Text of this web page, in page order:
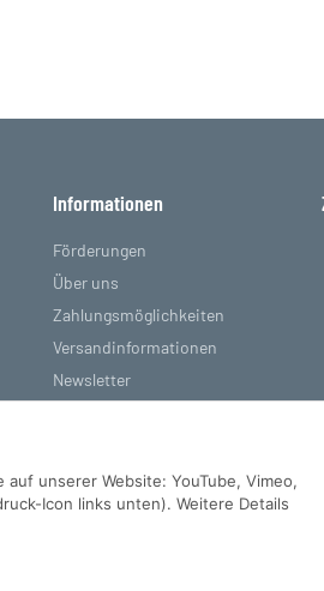
unserer Website: YouTube, Vimeo,
Icon links unten). Weitere Details
Informationen
Förderungen
Über uns
Zahlungsmöglichkeiten
Versandinformationen
Newsletter